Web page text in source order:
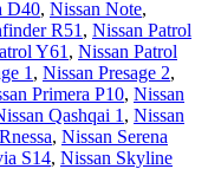
D40, Nissan Note,
R51 , Nissan Patrol
Y61 , Nissan Patrol
1 , Nissan Presage 2,
Primera P10, Nissan
Qashqai 1 , Nissan
, Nissan Serena
S14, Nissan Skyline